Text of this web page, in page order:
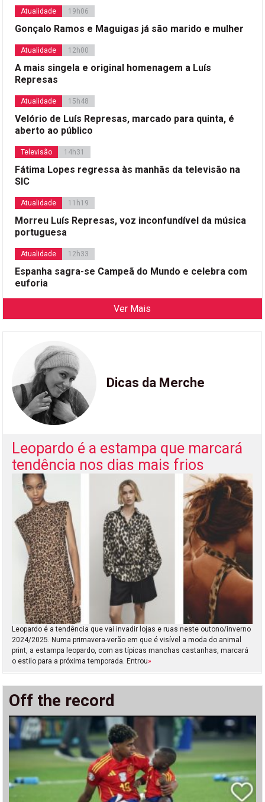
Atualidade 19h06
Gonçalo Ramos e Maguigas já são marido e mulher
Atualidade 12h00
A mais singela e original homenagem a Luís
Represas
Atualidade 15h48
Velório de Luís Represas, marcado para quinta, é
aberto ao público
Televisão 14h31
Fátima Lopes regressa às manhãs da televisão na
SIC
Atualidade 11h19
Morreu Luís Represas, voz inconfundível da música
portuguesa
Atualidade 12h33
Espanha sagra-se Campeã do Mundo e celebra com
euforia
Ver Mais
Dicas da Merche
Leopardo é a estampa que marcará
tendência nos dias mais frios
Leopardo é a tendência que vai invadir lojas e ruas neste outono/inverno
2024/2025. Numa primavera-verão em que é visível a moda do animal
print, a estampa leopardo, com as típicas manchas castanhas, marcará
o estilo para a próxima temporada. Entrou»
Off the record